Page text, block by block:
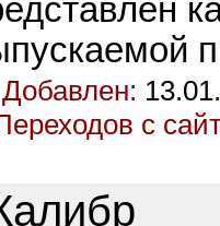
Добавлен:
с